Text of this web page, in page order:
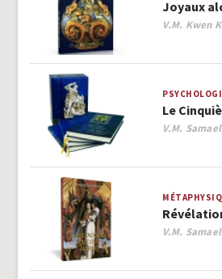
Joyaux
Author
V.M. Kwen
Le
Author
V.M.
Author
V.M.